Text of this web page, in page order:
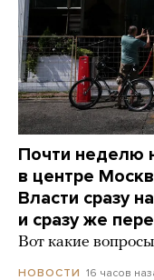
Почти неделю
в центре
Власти сразу
и сразу же
Вот какие
НОВОСТИ 16 часов